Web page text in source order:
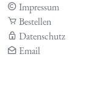
Impressum
Bestellen
Datenschutz
Email